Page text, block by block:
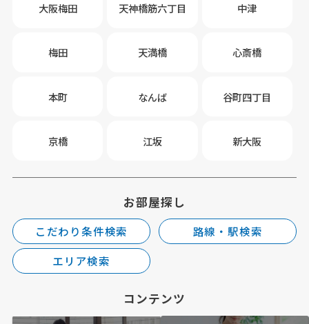
大阪梅田 天神橋筋六丁目 中津
梅田 天満橋 心斎橋
本町 なんば 谷町四丁目
京橋 江坂 新大阪
お部屋探し
こだわり条件検索
路線・駅検索
エリア検索
コンテンツ